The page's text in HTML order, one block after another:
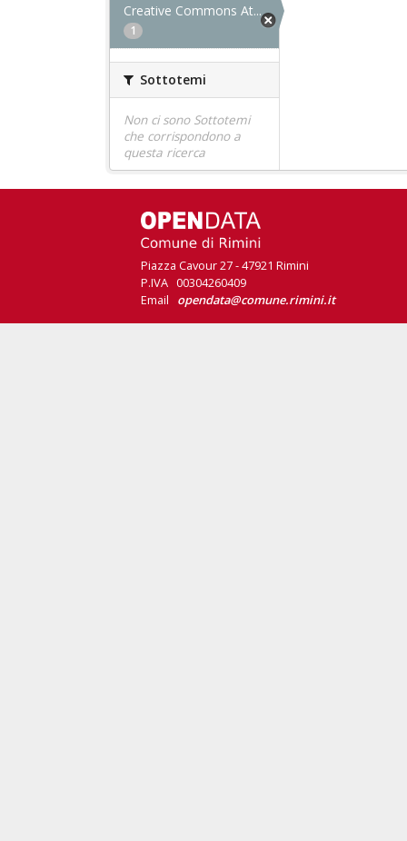
Creative Commons At...
1
Sottotemi
Non ci sono Sottotemi
che corrispondono a
questa ricerca
Piazza Cavour 27 - 47921 Rimini
P.IVA 00304260409
Email opendata@comune.rimini.it